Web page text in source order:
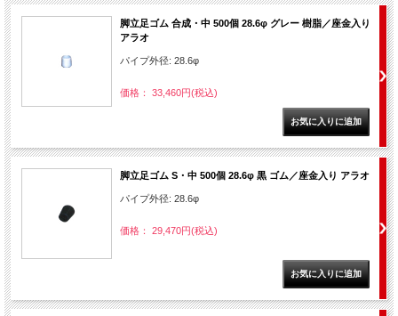
脚立足ゴム 合成・中 500個 28.6φ グレー 樹脂／座金入り
アラオ
パイプ外径: 28.6φ
価格： 33,460円(税込)
脚立足ゴム S・中 500個 28.6φ 黒 ゴム／座金入り アラオ
パイプ外径: 28.6φ
価格： 29,470円(税込)